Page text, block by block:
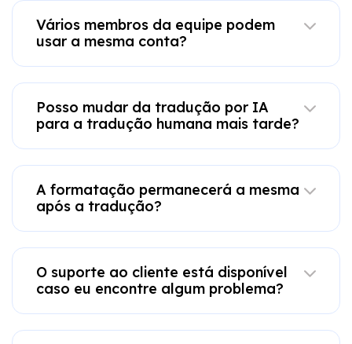
Vários membros da equipe podem
usar a mesma conta?
Posso mudar da tradução por IA
para a tradução humana mais tarde?
A formatação permanecerá a mesma
após a tradução?
O suporte ao cliente está disponível
caso eu encontre algum problema?